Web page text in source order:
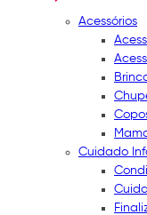
Acessórios
Cuidado